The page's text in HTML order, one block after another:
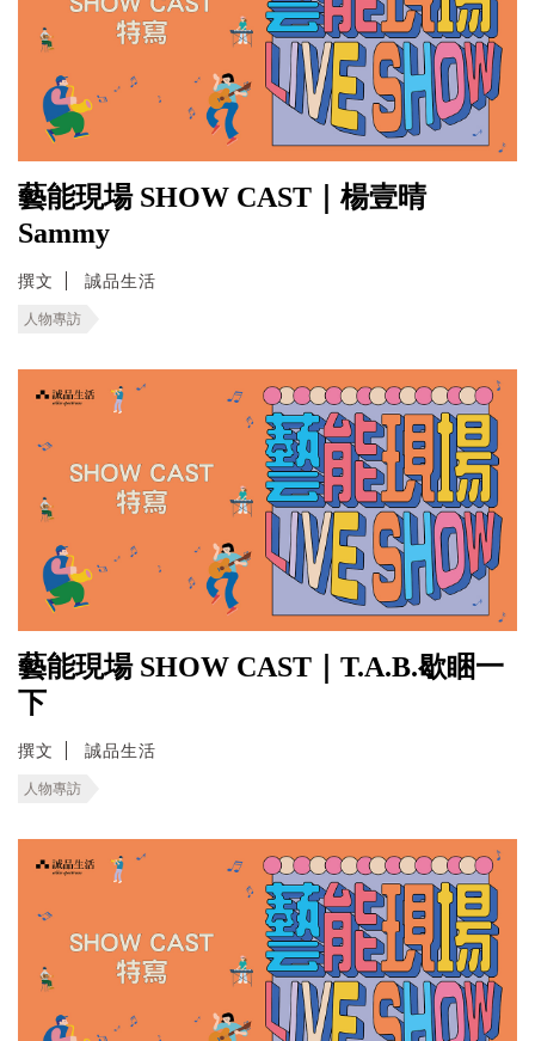
藝能現場 SHOW CAST｜楊壹晴
Sammy
撰文 誠品生活
人物專訪
藝能現場 SHOW CAST｜T.A.B.歇睏一
下
撰文 誠品生活
人物專訪